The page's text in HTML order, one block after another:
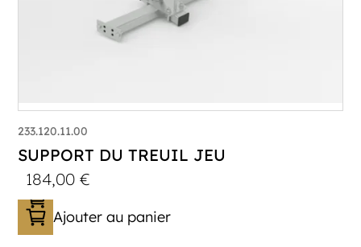
233.120.11.00
SUPPORT DU TREUIL JEU
184,00€
Ajouter au panier